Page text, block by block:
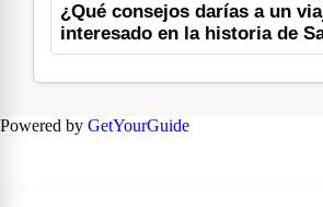
¿Qué consejos darías a un
interesado en la historia de
Powered by GetYourGuide